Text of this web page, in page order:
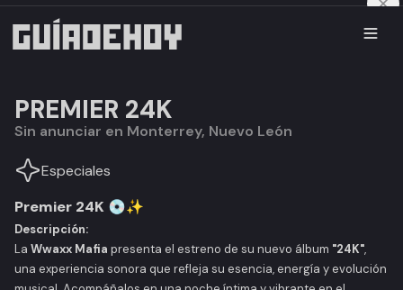
PREMIER 24K
Sin anunciar en Monterrey, Nuevo León
Especiales
Premier 24K 💿✨
Descripción:
La Wwaxx Mafia presenta el estreno de su nuevo álbum "24K",
una experiencia sonora que refleja su esencia, energía y evolución